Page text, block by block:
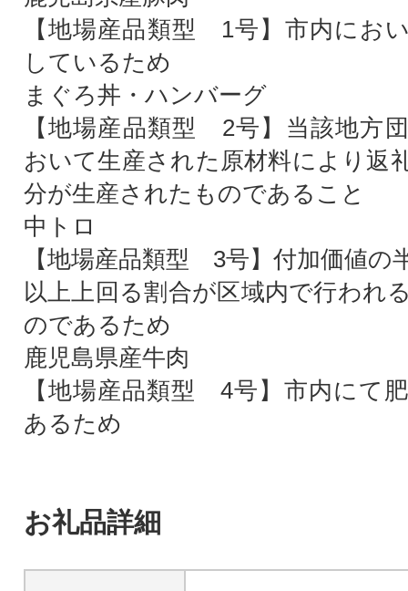
【地場産品類型 1号】市内にお
しているため
まぐろ丼・ハンバーグ
【地場産品類型 2号】当該地方
おいて生産された原材料により返
分が生産されたものであること
中トロ
【地場産品類型 3号】付加価値の
以上上回る割合が区域内で行われ
のであるため
鹿児島県産牛肉
【地場産品類型 4号】市内にて
あるため
お礼品詳細